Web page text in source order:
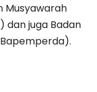
Musyawarah
dan juga Badan